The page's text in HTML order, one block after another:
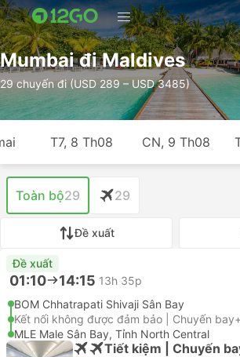
Mumbai đi Maldives
29 chuyến đi (USD 289 – USD 3485)
T7, 8 Th08 CN, 9 Th08
Toàn bộ29 29
Đề xuất
Đề xuất
01:10 14:15 13h 35p
BOM Chhatrapati Shivaji Sân Bay
Kết nối không được đảm bảo | Chuyến
MLE Male Sân Bay, Tỉnh North Central
Tiết kiệm | Chuyến